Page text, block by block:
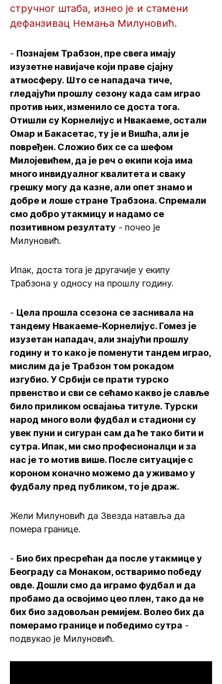
стручног штаба, изнео је и стамени
дефанзивац Немања Милуновић.
- Познајем Трабзон, пре свега имају
изузетне навијаче који праве сјајну
атмосферу. Што се нападача тиче,
гледајући прошлу сезону када сам играо
против њих, изменило се доста тога.
Отишли су Корнелијус и Нвакаеме, остали
Омар и Бакасетас, ту је и Вишћа, али је
повређен. Сложио бих се са шефом
Милојевићем, да је реч о екипи која има
много инвидуалног квалитета и сваку
грешку могу да казне, али опет знамо и
добре и лоше стране Трабзона. Спремали
смо добро утакмицу и надамо се
позитивном резултату - почео је
Милуновић.
Ипак, доста тога је другачије у екипу
Трабзона у односу на прошлу годину.
- Цела прошла ссезона се заснивала на
тандему Нвакаеме-Корнелијус. Гомез је
изузетан нападач, али знајући прошлу
годину и то како је поменути тандем играо,
мислим да је Трабзон том рокадом
изгубио. У Србији се прати турско
првенство и сви се сећамо какво је славље
било приликом освајања титуле. Турски
народ много воли фудбал и стадиони су
увек пуни и сигуран сам да ће тако бити и
сутра. Ипак, ми смо професионалци и за
нас је то мотив више. После ситуације с
короном коначно можемо да уживамо у
фудбалу пред публиком, то је драж.
Жели Милуновић да Звезда натавља да
помера границе.
- Био бих пресрећан да после утакмице у
Београду са Монаком, остваримо победу
овде. Дошли смо да играмо фудбал и да
пробамо да освојимо цео плен, тако да не
бих био задовољан ремијем. Волео бих да
померамо границе и победимо сутра -
подвукао је Милуновић.